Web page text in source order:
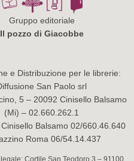
Gruppo editoriale
Il pozzo di Giacobbe
e Distribuzione per le librerie:
San Paolo srl
5 – 20092 Cinisello Balsamo
(Mi) – 02.660.262.1
Balsamo 02/660.46.640
Roma 06/54.14.437